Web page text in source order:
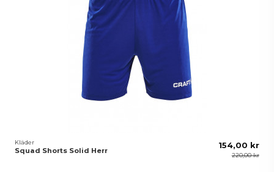
Kläder
Squad Shorts Solid Herr
154,00 kr
220,00 kr